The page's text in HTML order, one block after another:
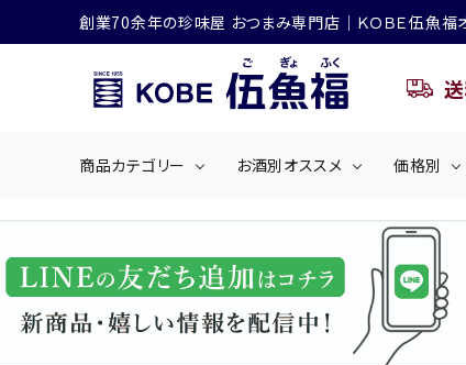
創業70余年の珍味屋 おつまみ専門店│ＫＯＢＥ伍魚福
商品カテゴリー
くぎ煮 海産物
佃煮・ごはんのおとも
お酒別オススメ 価格別
4,001
ACCOUNT MENU